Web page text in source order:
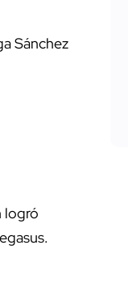
Sánchez
logró